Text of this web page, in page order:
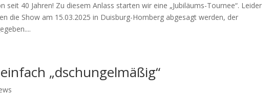
seit 40 Jahren! Zu diesem Anlass starten wir eine „Jubiläums-Tournee“. Leider
die Show am 15.03.2025 in Duisburg-Homberg abgesagt werden, der
„dschungelmäßig“